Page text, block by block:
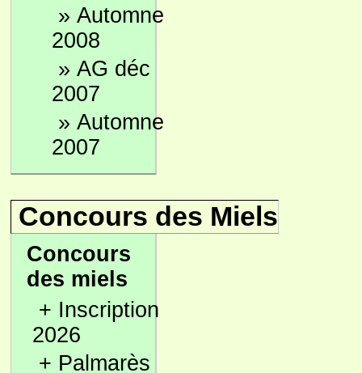
» Automne
2008
» AG déc
2007
» Automne
2007
Concours des Miels
Concours
des miels
+ Inscription
2026
+ Palmarès